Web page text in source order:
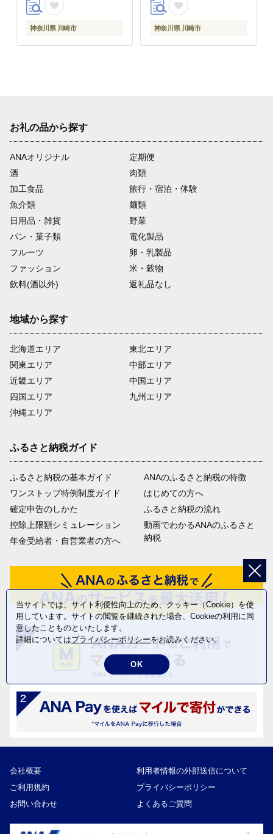
神奈川県 川崎市 神奈川県 川崎市
お礼の品から探す
ANAオリジナル
定期便
酒
肉類
加工食品
旅行・宿泊・体験
魚介類
麺類
日用品・雑貨
野菜
パン・菓子類
電化製品
フルーツ
卵・乳製品
ファッション
米・穀物
飲料(酒以外)
返礼品なし
地域から探す
北海道エリア
関東エリア
近畿エリア
四国エリア
沖縄エリア
東北エリア
中部エリア
中国エリア
九州エリア
ふるさと納税ガイド
ふるさと納税の基本ガイド
ワンストップ特例制度ガイド
確定申告のしかた
控除上限額シミュレーション
年金受給者・自営業者の方へ
ANAのふるさと納税の特徴
はじめての方へ
ふるさと納税の流れ
動画でわかるANAのふるさと
納税
会社概要
利用者情報の外部送信について
ご利用規約
プライバシーポリシー
お問い合わせ
よくあるご質問
当サイトでは、サイト利便性向上のため、クッキー（Cookie）を使
用しています。サイトの閲覧を継続された場合、Cookieの利用に同
意したことものといたします。
詳細についてはプライバシーポリシーをお読みください。
OK